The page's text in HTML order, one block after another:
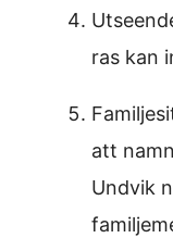
ras kan
att
Undvik